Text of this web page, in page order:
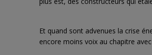
Et quand sont advenues la crise
encore moins voix au chapitre